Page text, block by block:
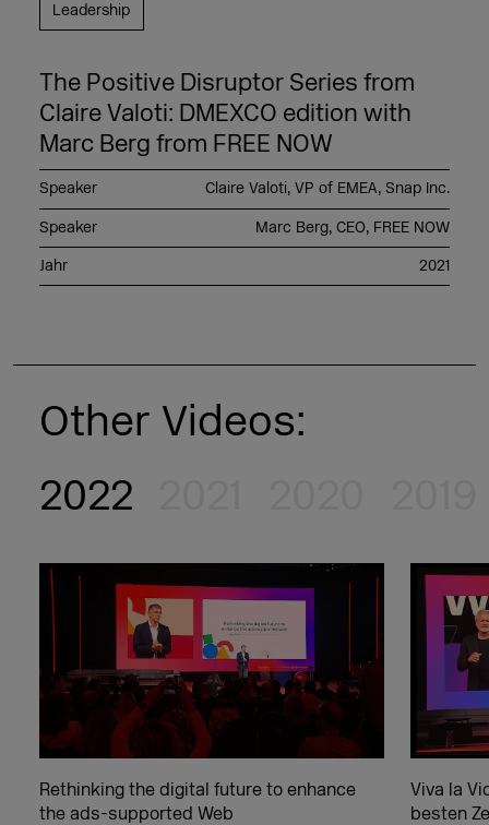
Leadership
The Positive Disruptor Series from
Claire Valoti: DMEXCO edition with
Marc Berg from FREE NOW
Speaker
Claire Valoti, VP of EMEA, Snap Inc.
Speaker
Marc Berg, CEO, FREE NOW
Jahr
2021
Other Videos:
2022
Rethinking the digital future to enhance
the ads-supported Web
Viva la
besten